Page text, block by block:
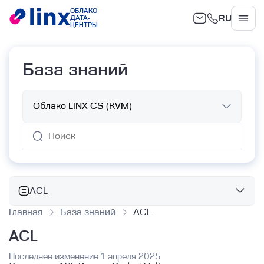
ОБЛАКО
ДАТА-
ЦЕНТРЫ
RU
Облако
База знаний
ACL
Базовые сервисы
Работа с ВМ с помощью Terraform
Объектное хранилище
Главная База знаний ACL
ACL
Последнее изменение 1 апреля 2025